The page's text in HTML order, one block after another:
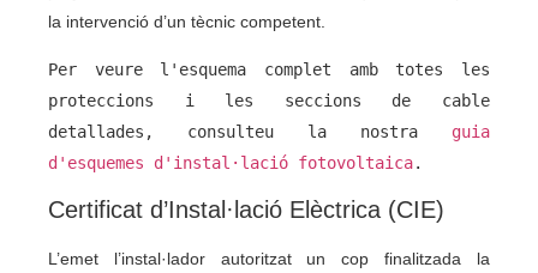
la intervenció d’un tècnic competent.
Per veure l'esquema complet amb totes les
proteccions i les seccions de cable
detallades, consulteu la nostra guia
d'esquemes d'instal·lació fotovoltaica.
Certificat d’Instal·lació Elèctrica (CIE)
L’emet l’instal·lador autoritzat un cop finalitzada la